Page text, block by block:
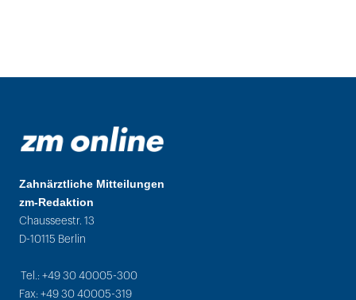
Zahnärztliche Mitteilungen
zm-Redaktion
Chausseestr. 13
D-10115 Berlin
Tel.: +49 30 40005-300
Fax: +49 30 40005-319